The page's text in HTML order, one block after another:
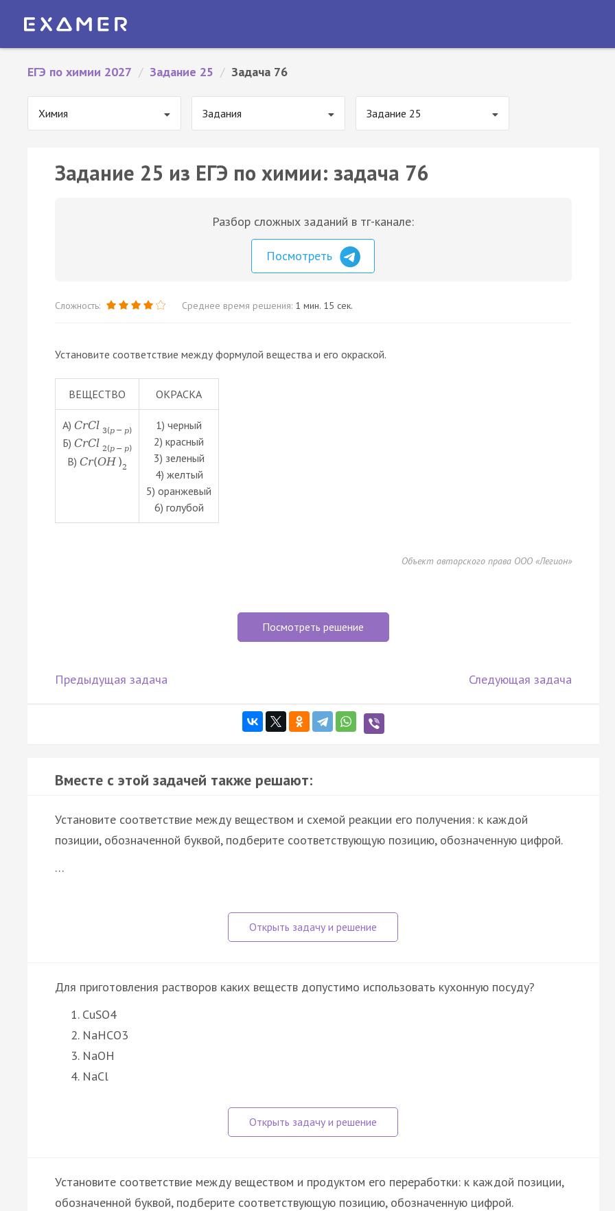
ЕГЭ по химии 2027 / Задание 25 / Задача 76
Химия Задания Задание 25
Задание 25 из ЕГЭ по химии: задача 76
Разбор сложных заданий в тг-канале:
Посмотреть
Сложность: Среднее время решения: 1 мин. 15 сек.
Установите соответствие между формулой вещества и его окраской.
ВЕЩЕСТВО ОКРАСКА
А)CrCl 3(р − р)
Б)CrCl 2(р − р)
В) Cr(OH )2
1) черный
2) красный
3) зеленый
4) желтый
5) оранжевый
6) голубой
Объект авторского права ООО «Легион»
Посмотреть решение
Предыдущая задача Следующая задача
Вместе с этой задачей также решают:
Установите соответствие между веществом и схемой реакции его получения: к каждой
позиции, обозначенной буквой, подберите соответствующую позицию, обозначенную цифрой.
…
Для приготовления растворов каких веществ допустимо использовать кухонную посуду?
CuSO4
NaHCO3
NaOH
NaCl
Установите соответствие между веществом и продуктом его переработки: к каждой позиции,
обозначенной буквой, подберите соответствующую позицию, обозначенную цифрой.